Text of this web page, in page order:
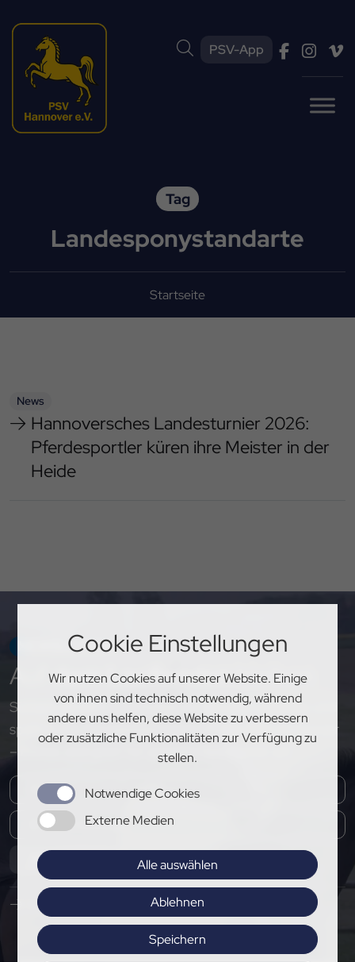
Cookie Einstellungen
Wir nutzen Cookies auf unserer Website. Einige
von ihnen sind technisch notwendig, während
andere uns helfen, diese Website zu verbessern
oder zusätzliche Funktionalitäten zur Verfügung zu
stellen.
Notwendige Cookies
Externe Medien
Alle auswählen
Ablehnen
Speichern
PSV-App
Tag
Landesponystandarte
Startseite
News
Hannoversches Landesturnier 2026:
Pferdesportler küren ihre Meister in der
Heide
NEWSLETTER
Aufdem Laufendenbleiben
Sichere dir exklusive Einblicke, aktuelle Updates und
spannende Neuigkeiten rund um den PSV Hannover
– melde dich jetzt für unseren Newsletter an!
Abonnieren
Hier Pressemitteilungen abonnieren